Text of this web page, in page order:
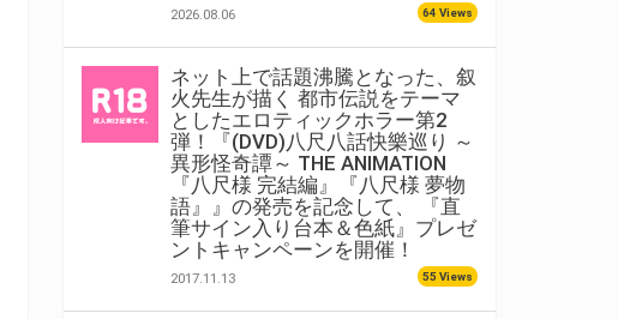
2026.08.06 64 Views
ネット上で話題沸騰となった、叙
火先生が描く 都市伝説をテーマ
としたエロティックホラー第2
弾！『(DVD)八尺八話快樂巡り ～
異形怪奇譚～ THE ANIMATION
『八尺様 完結編』『八尺様 夢物
語』』の発売を記念して、 『直
筆サイン入り台本＆色紙』プレゼ
ントキャンペーンを開催！
2017.11.13 55 Views